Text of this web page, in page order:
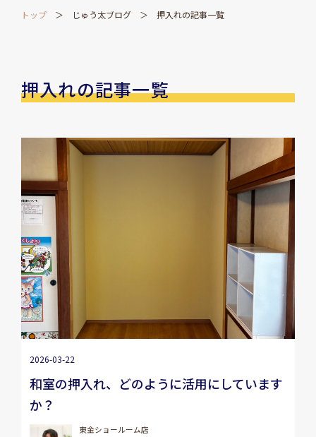
トップ じゅう太ブログ 押入れの記事一覧
押入れの記事一覧
2026-03-22
和室の押入れ、どのように活用にしています
か？
東金ショールーム店